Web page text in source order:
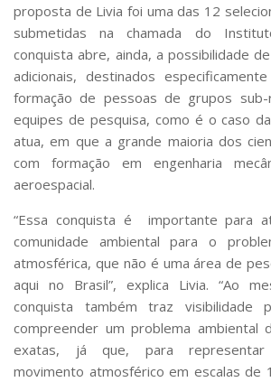
proposta de Livia foi uma das 12
submetidas na chamada do
conquista abre, ainda, a possibilidade
adicionais, destinados
formação de pessoas de grupos sub-
equipes de pesquisa, como é o caso
atua, em que a grande maioria dos
com formação em engenharia
aeroespacial.
“Essa conquista é importante para
comunidade ambiental para o
atmosférica, que não é uma área de
aqui no Brasil”, explica Livia. “Ao
conquista também traz visibilidade
compreender um problema ambiental
exatas, já que, para
movimento atmosférico em escalas de